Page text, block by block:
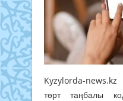
Kyzylorda-news.kz
төрт таңбалы